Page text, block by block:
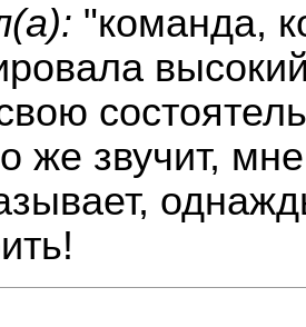
"команда,
же звучит,